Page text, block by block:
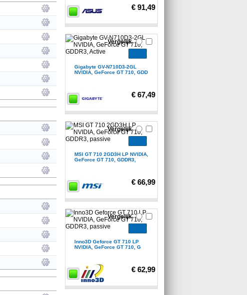
€ 91,49
Gigabyte GV-N710D3-2GL
NVIDIA, GeForce GT 710, GDD
€ 67,49
Vergelijk
MSI GT 710 2GD3H LP NVIDIA,
GeForce GT 710, GDDR3,
€ 66,99
Vergelijk
Inno3D Geforce GT 710 LP
NVIDIA, GeForce GT 710, G
€ 62,99
Vergelijk